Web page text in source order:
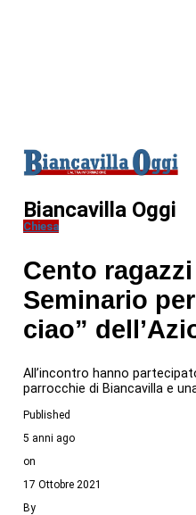
Biancavilla Oggi
Chiesa
Cento
Seminario
ciao”
All’incontro hanno
parrocchie di Biancavilla e
Published
5 anni ago
on
17 Ottobre 2021
By